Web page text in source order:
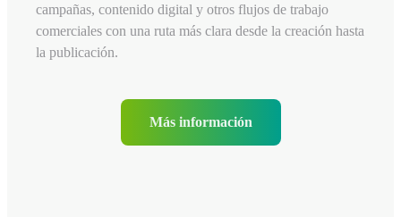
campañas, contenido digital y otros flujos de trabajo
comerciales con una ruta más clara desde la creación hasta
la publicación.
Más información